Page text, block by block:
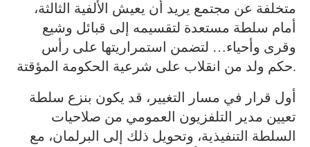
متخلفة عن مجتمع يريد أن يعيش الألفية الثالثة،
أمام سلطة مستعدة لتقسيمه إلى قبائل وشيع
وقرى وأحياء… لتضمن استمراريتها على رأس
حكم ولد من انقلاب على شرعية الحكومة المؤقتة.
أول قرار في مسار التغيير، قد يكون بنزع سلطة
تعيين مدير التلفزيون العمومي من صلاحيات
السلطة التنفيذية، وتحويل ذلك إلى البرلمان، مع